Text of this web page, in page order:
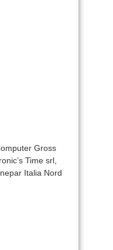
Gross
Time srl,
Italia Nord